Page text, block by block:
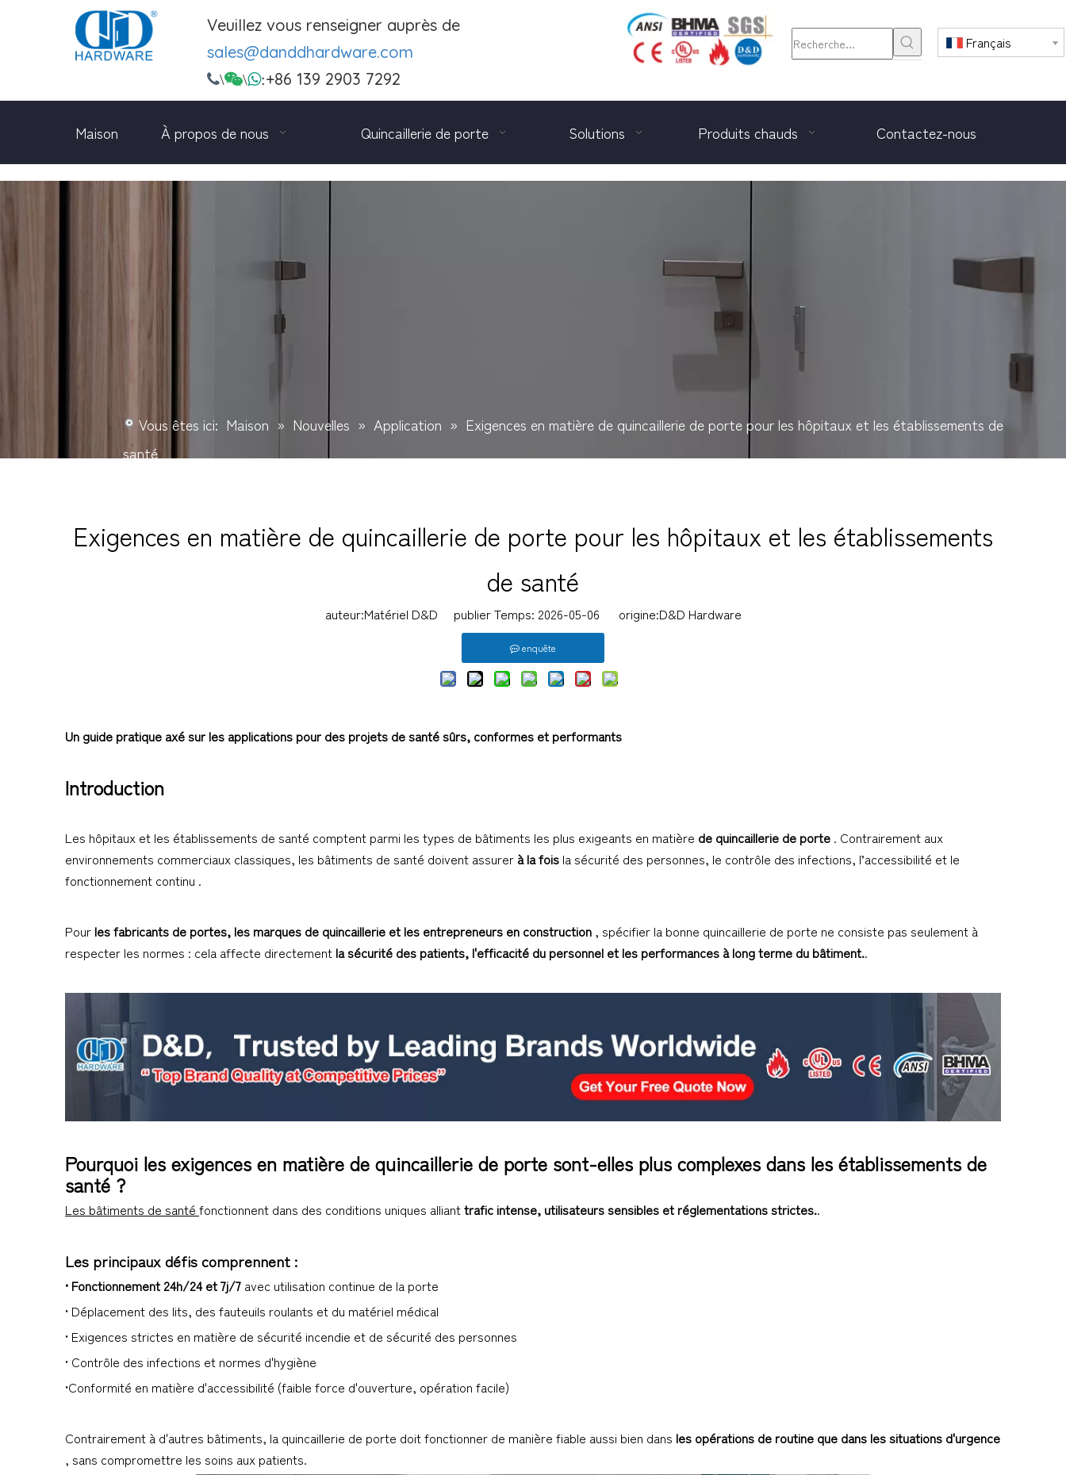
Veuillez vous renseigner auprès de
sales@danddhardware.com
\\:+86 139 2903 7292
Français
Maison À propos de nous Quincaillerie de porte Solutions Produits chauds Contactez-nous
Vous êtes ici: Maison » Nouvelles » Application » Exigences en matière de quincaillerie de porte pour les hôpitaux et les établissements de
santé
Exigences en matière de quincaillerie de porte pour les hôpitaux et les établissements
de santé
auteur:Matériel D&D publier Temps: 2026-05-06 origine:D&D Hardware
enquête
Un guide pratique axé sur les applications pour des projets de santé sûrs, conformes et performants
Introduction
Les hôpitaux et les établissements de santé comptent parmi les types de bâtiments les plus exigeants en matière de quincaillerie de porte . Contrairement aux
environnements commerciaux classiques, les bâtiments de santé doivent assurer à la fois la sécurité des personnes, le contrôle des infections, l’accessibilité et le
fonctionnement continu .
Pour les fabricants de portes, les marques de quincaillerie et les entrepreneurs en construction , spécifier la bonne quincaillerie de porte ne consiste pas seulement à
respecter les normes : cela affecte directement la sécurité des patients, l'efficacité du personnel et les performances à long terme du bâtiment..
Pourquoi les exigences en matière de quincaillerie de porte sont-elles plus complexes dans les établissements de
santé ?
Les bâtiments de santé fonctionnent dans des conditions uniques allianttrafic intense, utilisateurs sensibles et réglementations strictes..
Les principaux défis comprennent :
• Fonctionnement 24h/24 et 7j/7 avec utilisation continue de la porte
• Déplacement des lits, des fauteuils roulants et du matériel médical
• Exigences strictes en matière de sécurité incendie et de sécurité des personnes
• Contrôle des infections et normes d'hygiène
•Conformité en matière d'accessibilité (faible force d'ouverture, opération facile)
Contrairement à d'autres bâtiments, la quincaillerie de porte doit fonctionner de manière fiable aussi bien dans les opérations de routine que dans les situations d'urgence
, sans compromettre les soins aux patients.